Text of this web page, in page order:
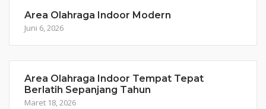
Area Olahraga Indoor Modern
Juni 6, 2026
Area Olahraga Indoor Tempat Tepat
Berlatih Sepanjang Tahun
Maret 18, 2026